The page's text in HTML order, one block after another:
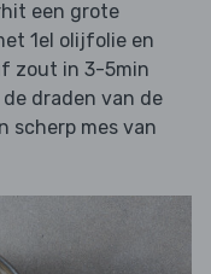
een grote
1el olijfolie en
zout in 3-5min
draden van de
scherp mes van